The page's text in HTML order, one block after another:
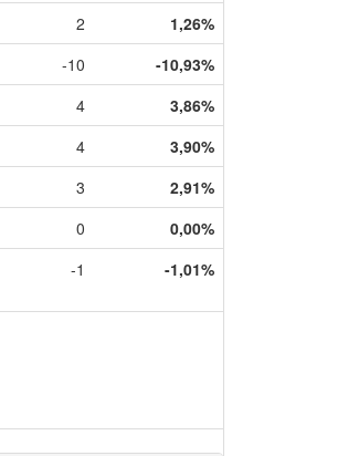
2
1,26%
-10
-10,93%
4
3,86%
4
3,90%
3
2,91%
0
0,00%
-1 -1,01%